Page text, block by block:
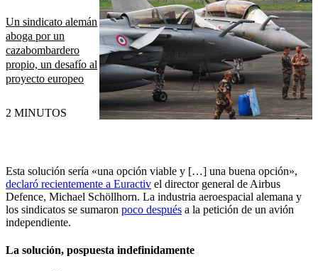
Un sindicato alemán
aboga por un
cazabombardero
propio, un desafío al
proyecto europeo
2 MINUTOS
Esta solución sería «una opción viable y […] una buena opción»,
declaró recientemente a Euractiv el director general de Airbus
Defence, Michael Schöllhorn. La industria aeroespacial alemana y
los sindicatos se sumaron poco después a la petición de un avión
independiente.
La solución, pospuesta indefinidamente